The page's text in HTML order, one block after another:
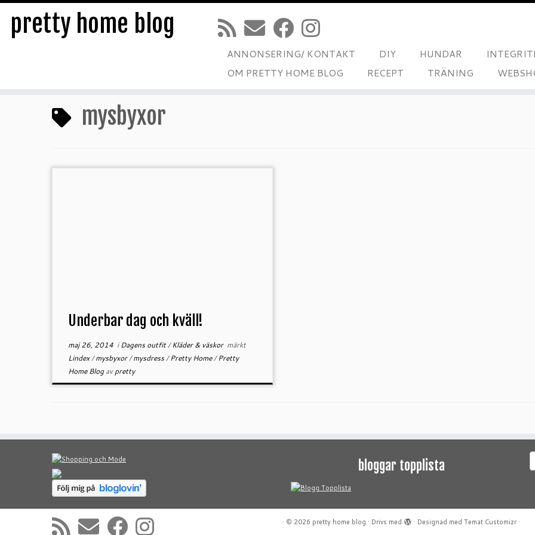
pretty home blog
ANNONSERING/ KONTAKT DIY HUNDAR
OM PRETTY HOME BLOG
RECEPT TRÄNING
mysbyxor
Underbar dag och kväll!
maj 26, 2014iDagens outfit/Kläder & väskor märkt
Lindex/mysbyxor/mysdress/Pretty Home/Pretty
Home Blogavpretty
bloggar topplista
· © 2026 pretty home blog · Drivs med · Designad med Temat Customizr·